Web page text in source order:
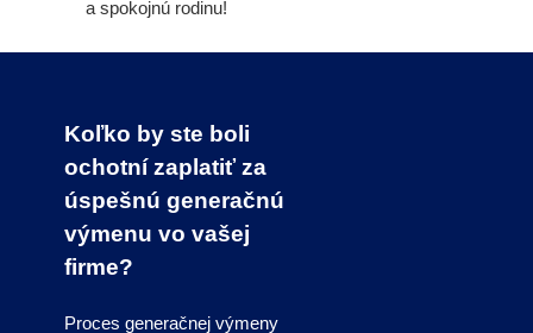
a spokojnú rodinu!
Koľko by ste boli
ochotní zaplatiť za
úspešnú generačnú
výmenu vo vašej
firme?
Proces generačnej výmeny